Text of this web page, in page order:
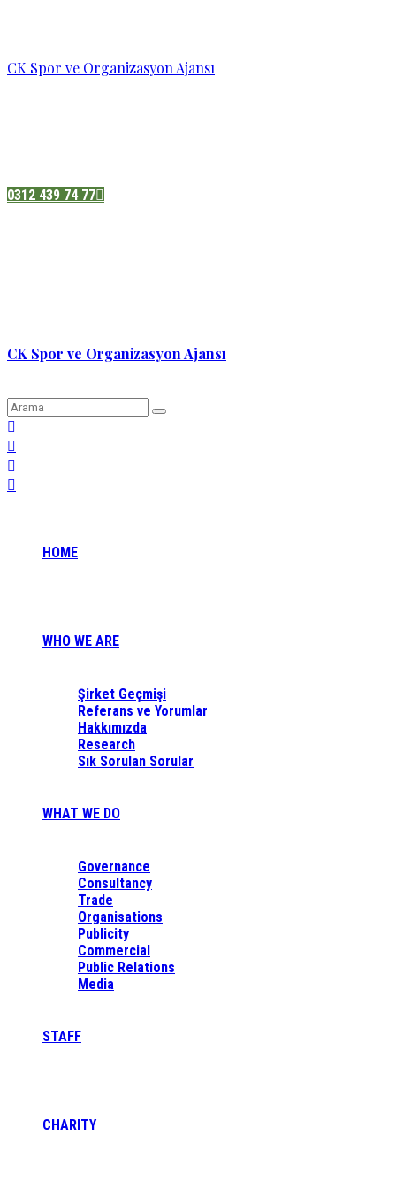
CK Spor ve Organizasyon Ajansı
0312 439 74 77
CK Spor ve Organizasyon Ajansı
HOME
WHO WE ARE
Şirket Geçmişi
Referans ve Yorumlar
Hakkımızda
Research
Sık Sorulan Sorular
WHAT WE DO
Governance
Consultancy
Trade
Organisations
Publicity
Commercial
Public Relations
Media
STAFF
CHARITY